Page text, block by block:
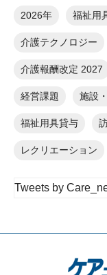
2026年 福祉用
介護テクノロジー
介護報酬改定 2027
経営課題 施設
福祉用具貸与
レクリエーション
Tweets by